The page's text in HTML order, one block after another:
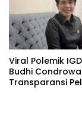
Viral Polemik IGD
Budhi
Transparansi